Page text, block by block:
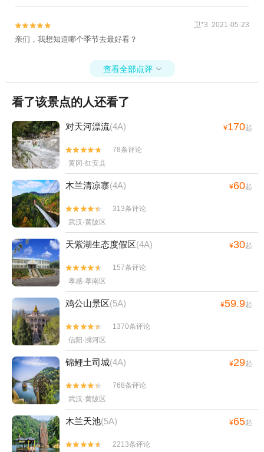

 卫*3 2021-05-23
亲们，我想知道哪个季节去最好看？
查看全部点评 
看了该景点的人还看了
对天河漂流(4A) ¥170起


78条评论
黄冈·红安县
木兰清凉寨(4A) ¥60起


313条评论
武汉·黄陂区
天紫湖生态度假区(4A) ¥30起


157条评论
孝感·孝南区
鸡公山景区(5A) ¥59.9起


1370条评论
信阳·浉河区
锦鲤土司城(4A) ¥29起


768条评论
武汉·黄陂区
木兰天池(5A) ¥65起

 2213条评论